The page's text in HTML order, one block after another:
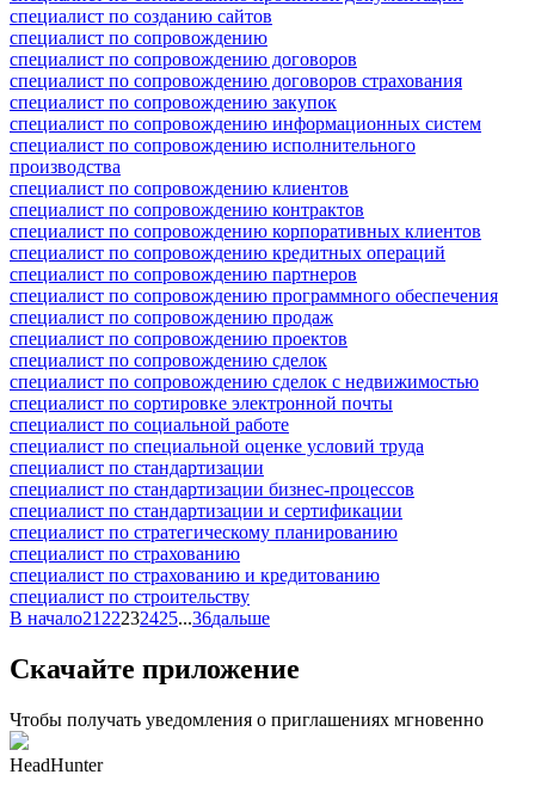
специалист по созданию сайтов
специалист по сопровождению
специалист по сопровождению договоров
специалист по сопровождению договоров страхования
специалист по сопровождению закупок
специалист по сопровождению информационных систем
специалист по сопровождению исполнительного
производства
специалист по сопровождению клиентов
специалист по сопровождению контрактов
специалист по сопровождению корпоративных клиентов
специалист по сопровождению кредитных операций
специалист по сопровождению партнеров
специалист по сопровождению программного обеспечения
специалист по сопровождению продаж
специалист по сопровождению проектов
специалист по сопровождению сделок
специалист по сопровождению сделок с недвижимостью
специалист по сортировке электронной почты
специалист по социальной работе
специалист по специальной оценке условий труда
специалист по стандартизации
специалист по стандартизации бизнес-процессов
специалист по стандартизации и сертификации
специалист по стратегическому планированию
специалист по страхованию
специалист по страхованию и кредитованию
специалист по строительству
В начало21 22232425...36дальше
Скачайте приложение
Чтобы получать уведомления о приглашениях мгновенно
HeadHunter